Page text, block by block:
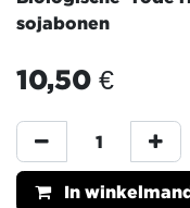
sojabonen
10,50 €
In